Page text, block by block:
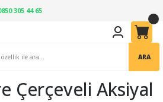
305 44 65
ARA
Çerçeveli Aksiyal